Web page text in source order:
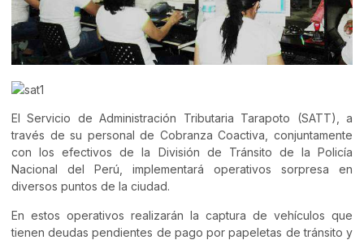
El Servicio de Administración Tributaria Tarapoto (SATT), a
través de su personal de Cobranza Coactiva, conjuntamente
con los efectivos de la División de Tránsito de la Policía
Nacional del Perú, implementará operativos sorpresa en
diversos puntos de la ciudad.
En estos operativos realizarán la captura de vehículos que
tienen deudas pendientes de pago por papeletas de tránsito y